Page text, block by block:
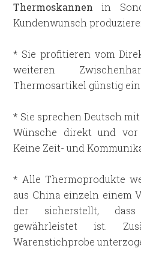
Thermoskannen in
Kundenwunsch
* Sie profitieren vom
weiteren
Thermosartikel günstig ein.
* Sie sprechen Deutsch
Wünsche direkt und
Keine Zeit- und
* Alle Thermoprodukte
aus China einzeln einem
der sicherstellt,
gewährleistet ist.
Warenstichprobe